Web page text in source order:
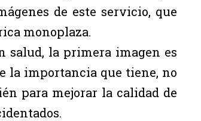
de este servicio, que
monoplaza.
salud, la primera imagen es
la importancia que tiene, no
para mejorar la calidad de